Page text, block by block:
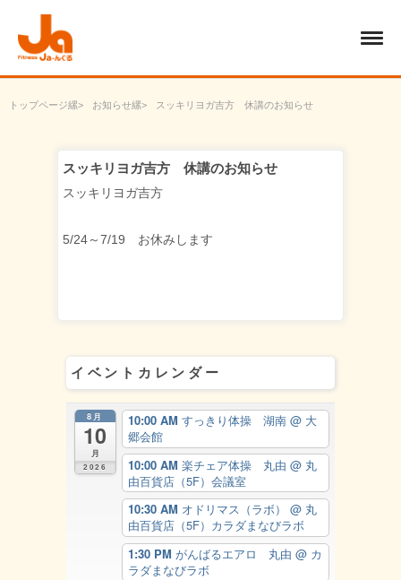
トップページ お知らせ スッキリヨガ吉方 休講のお知らせ
スッキリヨガ吉方 休講のお知らせ
スッキリヨガ吉方
5/24～7/19 お休みします
イベントカレンダー
8月
10
月
2026
10:00 AM すっきり体操 湖南 @ 大
郷会館
10:00 AM 楽チェア体操 丸由 @ 丸
由百貨店（5F）会議室
10:30 AM オドリマス（ラボ） @ 丸
由百貨店（5F）カラダまなびラボ
1:30 PM がんばるエアロ 丸由 @ カ
ラダまなびラボ